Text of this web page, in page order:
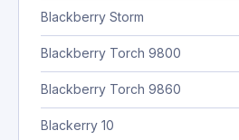
Blackberry Storm
Blackberry Torch 9800
Blackberry Torch 9860
Blackerry 10